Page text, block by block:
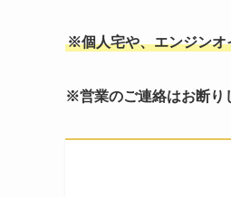
※個人宅や、エンジンオ
※営業のご連絡はお断り